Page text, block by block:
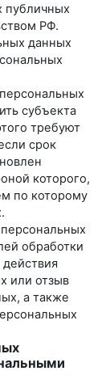
публичных
РФ.
данных
субъекта
требуют
срок
которого,
по которому
обработки
или отзыв
а также